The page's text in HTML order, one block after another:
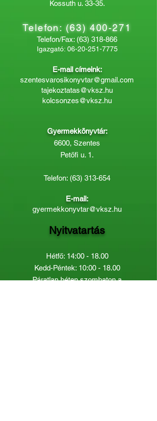
Kossuth u. 33-35.
Telefon:(63) 400-271
Telefon/Fax: (63) 318-866
Igazgató: 06-20-251-7775
E-mail címeink:
szentesvarosikonyvtar@gmail.com
tajekoztatas@vksz.hu
kolcsonzes@vksz.hu
Gyermekkönyvtár:
6600, Szentes
Petőfi u. 1.
Telefon: (63) 313-654
E-mail:
gyermekkonyvtar@vksz.hu
Nyitvatartás
Hétfő: 14:00 - 18.00
Kedd-Péntek: 10:00 - 18.00
Páratlan héten szombaton a